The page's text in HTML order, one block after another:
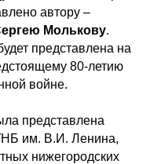
автору –
Молькову.
представлена на
80-летию
войне.
представлена
им. В.И. Ленина,
нижегородских